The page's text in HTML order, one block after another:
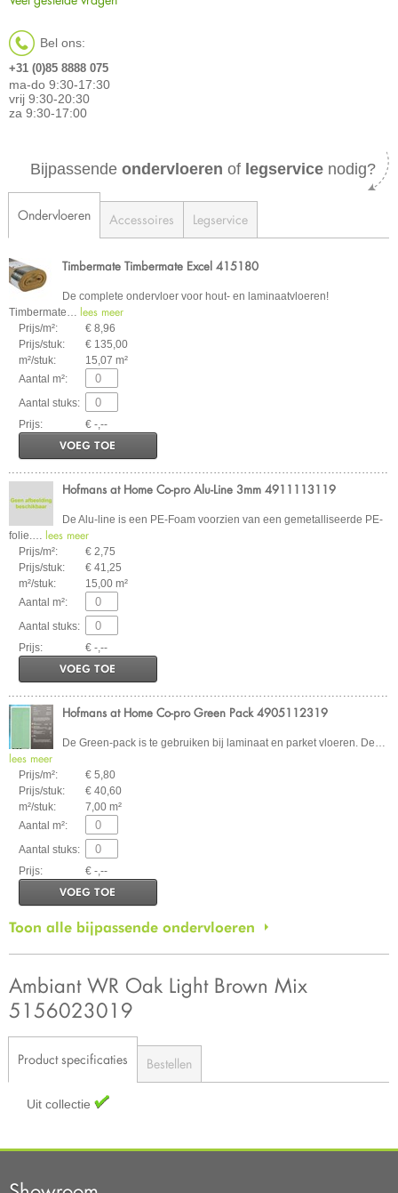
Bel ons:
+31 (0)85 8888 075
ma-do 9:30-17:30
vrij 9:30-20:30
za 9:30-17:00
Bijpassende ondervloeren of legservice nodig?
Ondervloeren Accessoires Legservice
Timbermate Timbermate Excel 415180
De complete ondervloer voor hout- en laminaatvloeren!
Timbermate… lees meer
Prijs/m²:
€ 8,96
Prijs/stuk:
€ 135,00
m²/stuk:
15,07 m²
Aantal m²:
Aantal stuks:
Prijs:
€ -,--
VOEG TOE
Hofmans at Home Co-pro Alu-Line 3mm 4911113119
De Alu-line is een PE-Foam voorzien van een gemetalliseerde PE-
folie.… lees meer
Prijs/m²:
€ 2,75
Prijs/stuk:
€ 41,25
m²/stuk:
15,00 m²
Aantal m²:
Aantal stuks:
Prijs:
€ -,--
VOEG TOE
Hofmans at Home Co-pro Green Pack 4905112319
De Green-pack is te gebruiken bij laminaat en parket vloeren. De…
lees meer
Prijs/m²:
€ 5,80
Prijs/stuk:
€ 40,60
m²/stuk:
7,00 m²
Aantal m²:
Aantal stuks:
Prijs:
€ -,--
VOEG TOE
Toon alle bijpassende ondervloeren
Ambiant WR Oak Light Brown Mix
5156023019
Product specificaties Bestellen
Uit collectie